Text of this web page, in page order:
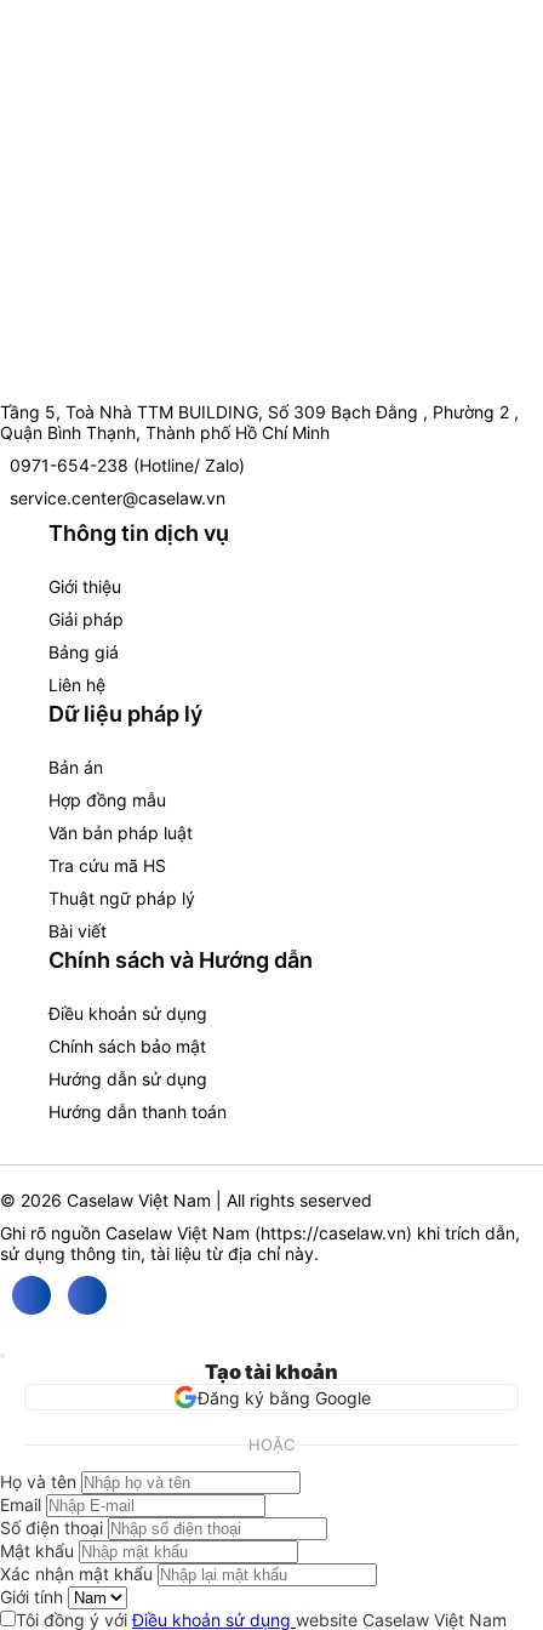
Tầng 5, Toà Nhà TTM BUILDING, Số 309 Bạch Đằng , Phường 2 ,
Quận Bình Thạnh, Thành phố Hồ Chí Minh
0971-654-238 (Hotline/ Zalo)
service.center@caselaw.vn
Thông tin dịch vụ
Giới thiệu
Giải pháp
Bảng giá
Liên hệ
Dữ liệu pháp lý
Bản án
Hợp đồng mẫu
Văn bản pháp luật
Tra cứu mã HS
Thuật ngữ pháp lý
Bài viết
Chính sách và Hướng dẫn
Điều khoản sử dụng
Chính sách bảo mật
Hướng dẫn sử dụng
Hướng dẫn thanh toán
© 2026 Caselaw Việt Nam | All rights seserved
Ghi rõ nguồn Caselaw Việt Nam (https://caselaw.vn) khi trích dẫn,
sử dụng thông tin, tài liệu từ địa chỉ này.
Tạo tài khoản
Đăng ký bằng Google
HOẶC
Họ và tên
Email
Số điện thoại
Mật khẩu
Xác nhận mật khẩu
Giới tính
Tôi đồng ý vớiĐiều khoản sử dụng website Caselaw Việt Nam